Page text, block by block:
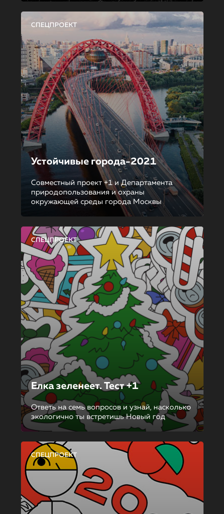
СПЕЦПРОЕКТ
Устойчивые города-2021
Совместный проект +1 и Департамента
природопользования и охраны
окружающей среды города Москвы
СПЕЦПРОЕКТ
Елка зеленеет. Тест +1
Ответь на семь вопросов и узнай, насколько
экологично ты встретишь Новый год
СПЕЦПРОЕКТ